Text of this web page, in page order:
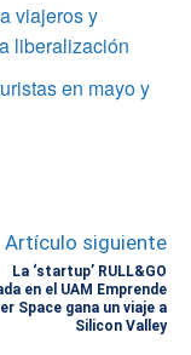
viajeros y
liberalización
en mayo y
Artículo siguiente
La ‘startup’ RULL&GO
en el UAM Emprende
Space gana un viaje a
Silicon Valley